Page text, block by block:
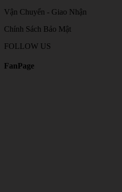
Vận Chuyển - Giao Nhận
Chính Sách Bảo Mật
FOLLOW US
FanPage